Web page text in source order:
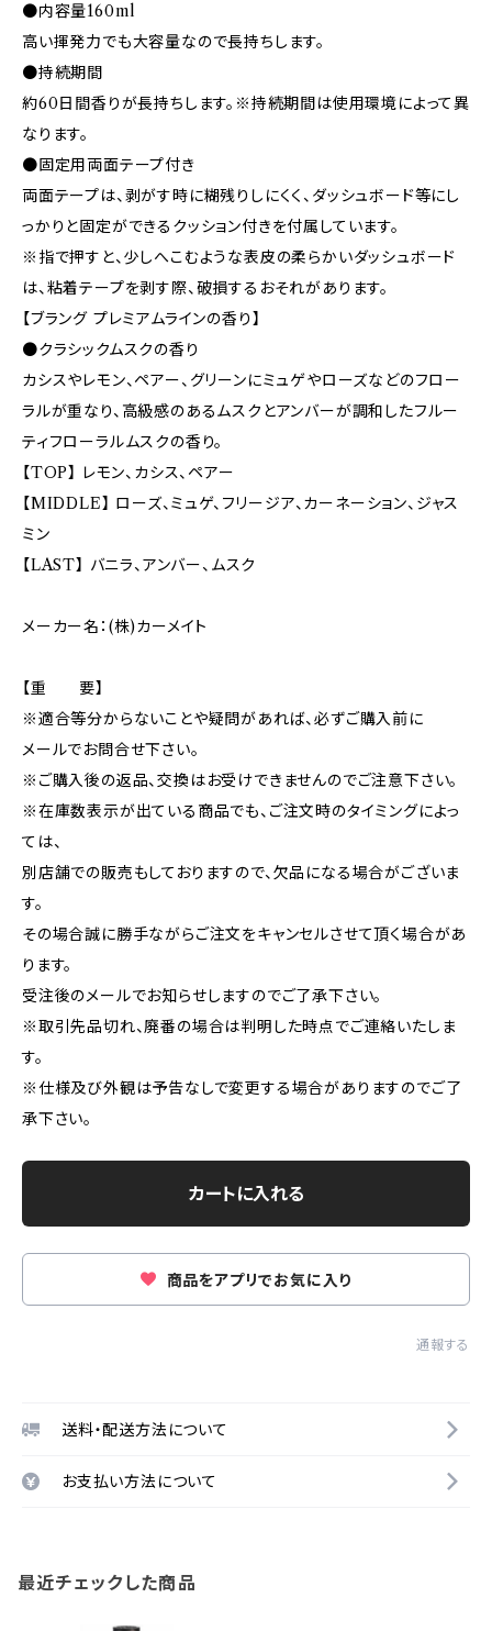
●内容量160ml
高い揮発力でも大容量なので長持ちします。
●持続期間
約60日間香りが長持ちします。※持続期間は使用環境によって異
なります。
●固定用両面テープ付き
両面テープは、剥がす時に糊残りしにくく、ダッシュボード等にし
っかりと固定ができるクッション付きを付属しています。
※指で押すと、少しへこむような表皮の柔らかいダッシュボード
は、粘着テープを剥す際、破損するおそれがあります。
【ブラング プレミアムラインの香り】
●クラシックムスクの香り
カシスやレモン、ペアー、グリーンにミュゲやローズなどのフロー
ラルが重なり、高級感のあるムスクとアンバーが調和したフルー
ティフローラルムスクの香り。
【TOP】 レモン、カシス、ペアー
【MIDDLE】 ローズ、ミュゲ、フリージア、カーネーション、ジャス
ミン
【LAST】 バニラ、アンバー、ムスク
メーカー名：(株)カーメイト
【重 要】
※適合等分からないことや疑問があれば、必ずご購入前に
メールでお問合せ下さい。
※ご購入後の返品、交換はお受けできませんのでご注意下さい。
※在庫数表示が出ている商品でも、ご注文時のタイミングによっ
ては、
別店舗での販売もしておりますので、欠品になる場合がございま
す。
その場合誠に勝手ながらご注文をキャンセルさせて頂く場合があ
ります。
受注後のメールでお知らせしますのでご了承下さい。
※取引先品切れ、廃番の場合は判明した時点でご連絡いたしま
す。
※仕様及び外観は予告なしで変更する場合がありますのでご了
承下さい。
カートに入れる
商品をアプリでお気に入り
通報する
送料・配送方法について
お支払い方法について
最近チェックした商品